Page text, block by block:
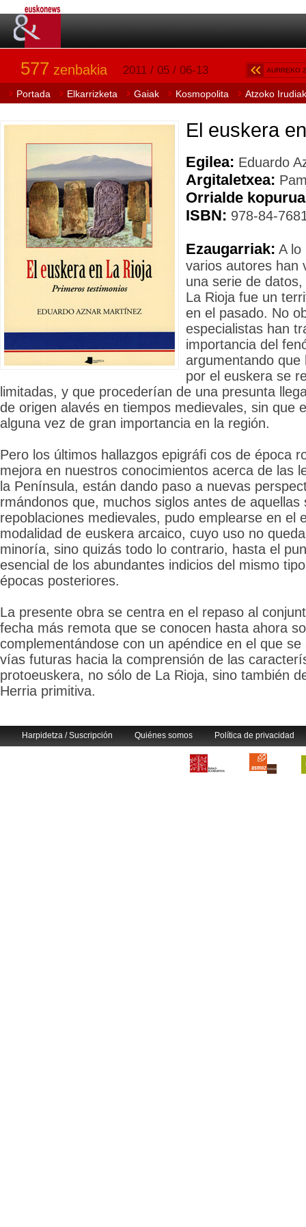
577 zenbakia 2011 / 05 / 06-13 AURREKO
Portada Elkarrizketa Gaiak Kosmopolita Atzoko Irudiak
El euskera
Egilea: Eduardo
Argitaletxea:
Orrialde
ISBN: 978-84-
Ezaugarriak: A lo
varios autores han
una serie de
La Rioja fue un
en el pasado. No
especialistas han
importancia del
argumentando que
por el euskera se
limitadas, y que procederían de una presunta
de origen alavés en tiempos medievales, sin que
alguna vez de gran importancia en la región.
Pero los últimos hallazgos epigráfi cos de época
mejora en nuestros conocimientos acerca de las
la Península, están dando paso a nuevas
rmándonos que, muchos siglos antes de aquellas
repoblaciones medievales, pudo emplearse en el
modalidad de euskera arcaico, cuyo uso no
minoría, sino quizás todo lo contrario, hasta el
esencial de los abundantes indicios del mismo
épocas posteriores.
La presente obra se centra en el repaso al
fecha más remota que se conocen hasta ahora
complementándose con un apéndice en el que se
vías futuras hacia la comprensión de las
protoeuskera, no sólo de La Rioja, sino también
Herria primitiva.
Harpidetza / Suscripción Quiénes somos Política de privacidad